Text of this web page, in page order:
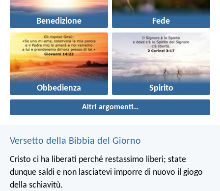
Benedizione Fede
Obbedienza Spirito
Altri argomenti…
Versetto della Bibbia del Giorno
Cristo ci ha liberati perché restassimo liberi; state
dunque saldi e non lasciatevi imporre di nuovo il giogo
della schiavitù.